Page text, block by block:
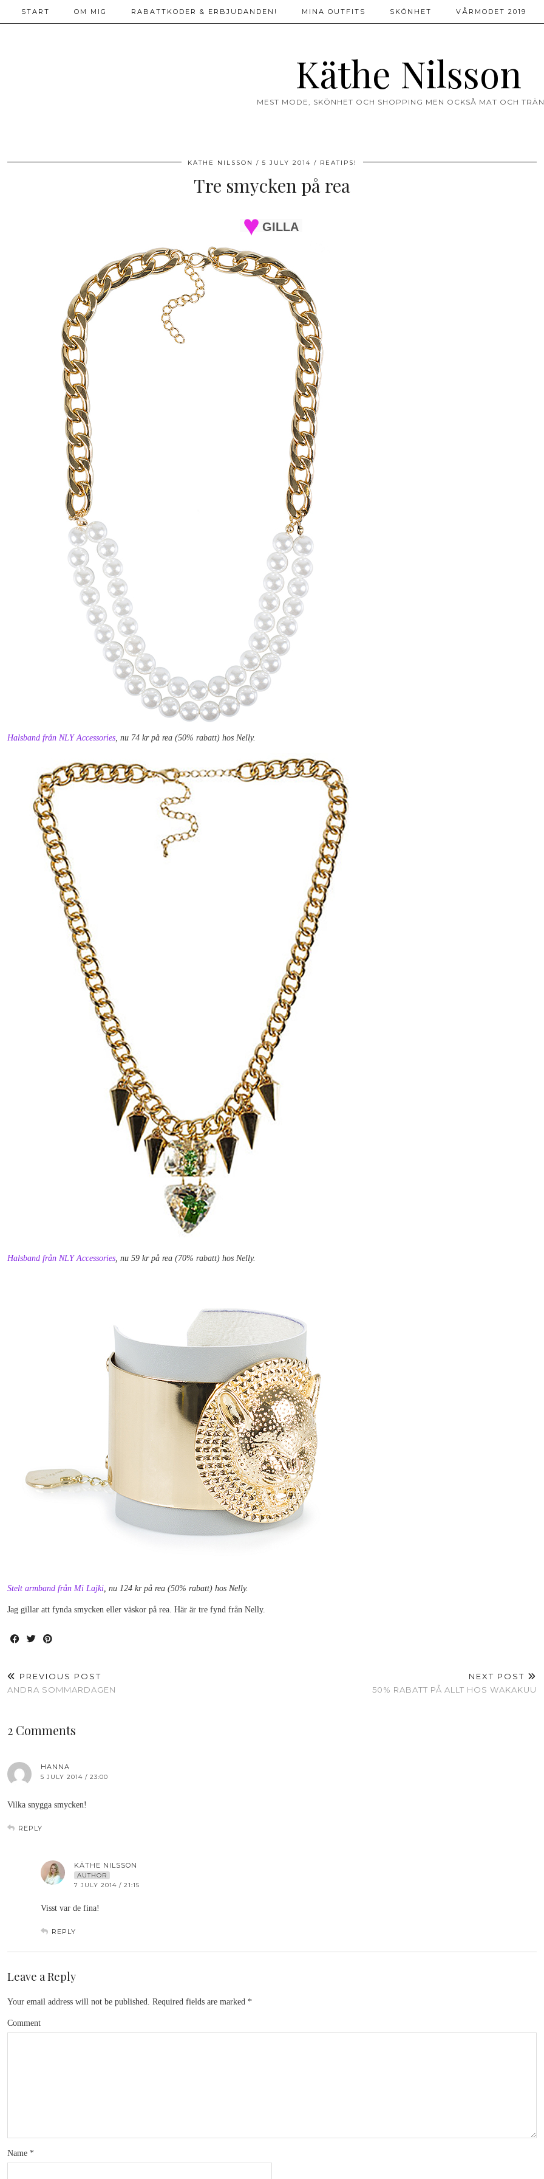
Käthe Nilsson
MEST MODE, SKÖNHET OCH SHOPPING MEN OCKSÅ MAT OCH
START OM MIG RABATTKODER & ERBJUDANDEN! MINA OUTFITS SKÖNHET VÅRMODET 2019
KÄTHE NILSSON 5 JULY 2014 REATIPS!
Tre smycken på rea
GILLA
Halsband från NLY Accessories, nu 74 kr på rea (50% rabatt) hos Nelly.
Halsband från NLY Accessories, nu 59 kr på rea (70% rabatt) hos Nelly.
Stelt armband från Mi Lajki, nu 124 kr på rea (50% rabatt) hos Nelly.
Jag gillar att fynda smycken eller väskor på rea. Här är tre fynd från Nelly.
PREVIOUS POST
ANDRA SOMMARDAGEN
NEXT POST
50% RABATT PÅ ALLT HOS WAKAKUU
2 Comments
HANNA
5 JULY 2014 / 23:00
Vilka snygga smycken!
REPLY
KÄTHE NILSSON
AUTHOR
7 JULY 2014 / 21:15
Visst var de fina!
REPLY
Leave a Reply
Your email address will not be published. Required fields are marked *
Comment
Name *